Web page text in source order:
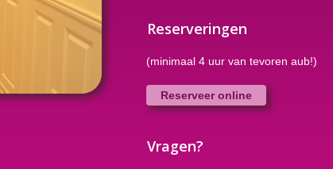
Reserveringen
(minimaal 4 uur van tevoren aub!)
Reserveer online
Vragen?